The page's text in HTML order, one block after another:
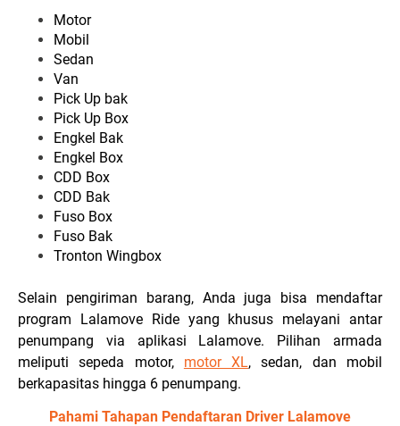
Motor
Mobil
Sedan
Van
Pick Up bak
Pick Up Box
Engkel Bak
Engkel Box
CDD Box
CDD Bak
Fuso Box
Fuso Bak
Tronton Wingbox
Selain pengiriman barang, Anda juga bisa mendaftar
program Lalamove Ride yang khusus melayani antar
penumpang via aplikasi Lalamove. Pilihan armada
meliputi sepeda motor, motor XL, sedan, dan mobil
berkapasitas hingga 6 penumpang.
Pahami Tahapan Pendaftaran Driver Lalamove